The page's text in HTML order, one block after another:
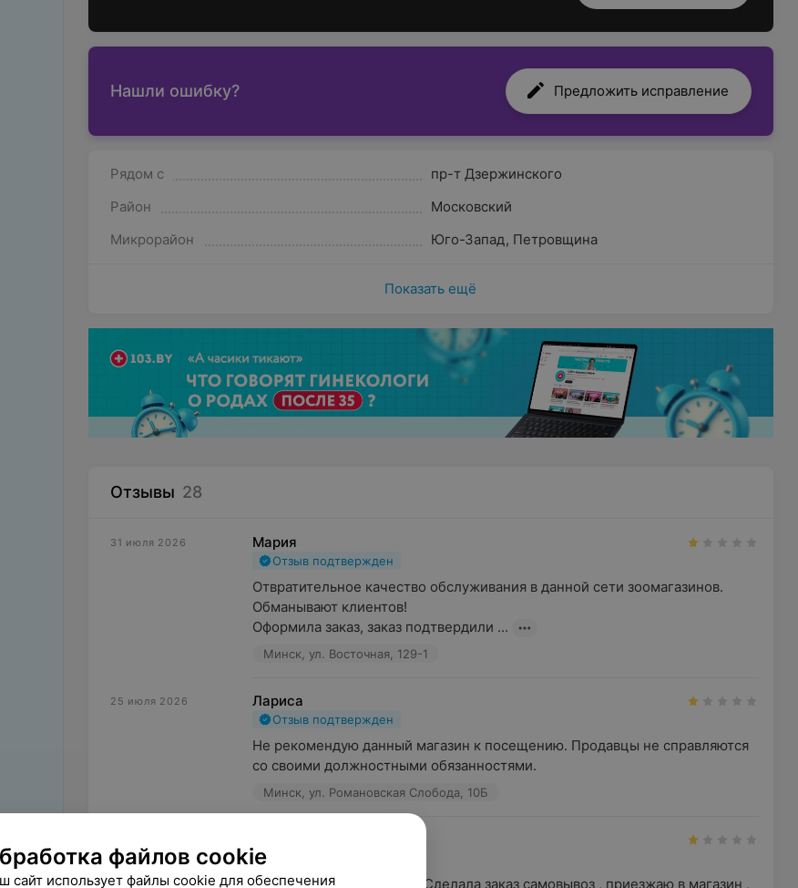
Нашли ошибку? Предложить исправление
Рядом с
пр-т Дзержинского
Район
Московский
Микрорайон
Юго-Запад, Петровщина
Показать ещё
Отзывы 28
31 июля 2026 Мария
Отзыв подтвержден
Отвратительное качество обслуживания в данной сети зоомагазинов.
Обманывают клиентов!
Оформила заказ, заказ подтвердили ...
Минск, ул. Восточная, 129-1
25 июля 2026 Лариса
Отзыв подтвержден
Не рекомендую данный магазин к посещению. Продавцы не справляются
со своими должностными обязанностями.
Минск, ул. Романовская Слобода, 10Б
Сервиз отвратительный . Сделала заказ самовывоз , приезжаю в магазин ,
файлов cookie
сайт использует файлы cookie для обеспечения